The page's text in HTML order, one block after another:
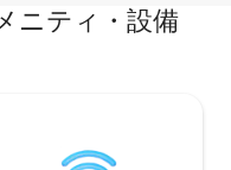
ニティ・設備